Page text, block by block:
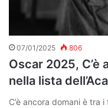
07/01/2025 806
Oscar 2025, C’è
nella lista
C’è ancora domani è tra